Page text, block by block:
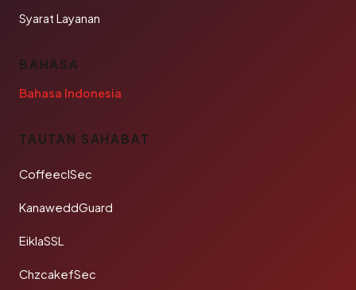
Syarat Layanan
BAHASA
Bahasa Indonesia
TAUTAN SAHABAT
CoffeeclSec
KanaweddGuard
EiklaSSL
ChzcakefSec